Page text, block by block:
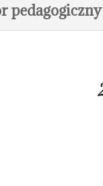
pedagogiczny